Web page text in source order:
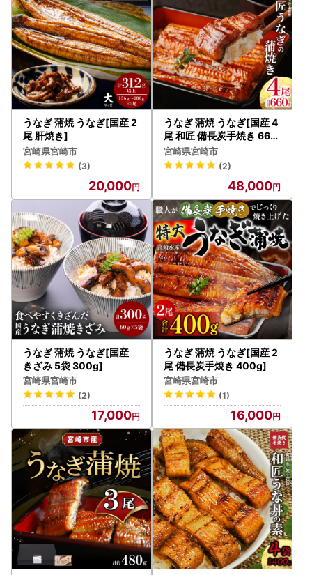
うなぎ 蒲焼 うなぎ[国産 2
尾 肝焼き]
宮崎県宮崎市
(3)
20,000
うなぎ 蒲焼 うなぎ[国産 4
尾 和匠 備長炭手焼き 660
g]
宮崎県宮崎市
(2)
48,000
うなぎ 蒲焼 うなぎ[国産
きざみ 5袋 300g]
宮崎県宮崎市
(2)
17,000
うなぎ 蒲焼 うなぎ[国産 2
尾 備長炭手焼き 400g]
宮崎県宮崎市
(1)
16,000